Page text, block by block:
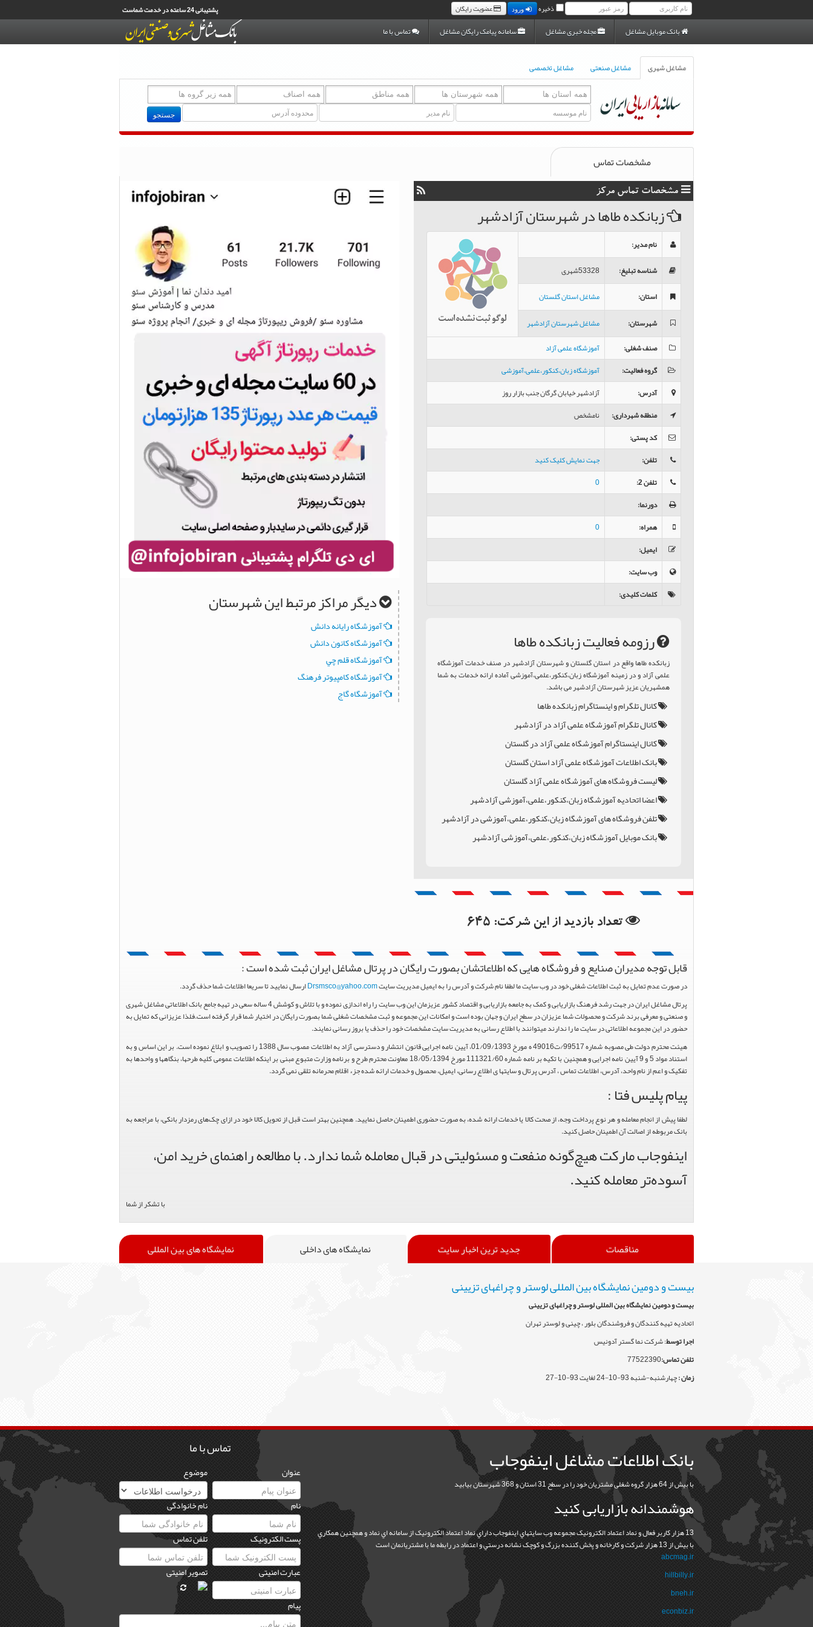
ذخیره ورود عضویت رایگان پشتیبانی 24 ساعته در خدمت شماست
بانک موبایل مشاغل مجله خبری مشاغل سامانه پیامک رایگان مشاغل تماس با ما
مشاغل شهری مشاغل صنعتی مشاغل تخصصی
جستجو
مشخصات تماس
مشخصات تماس مرکز
زبانکده طاها در شهرستان آزادشهر
نام مدیر:
شناسه تبلیغ:
53328شهری
استان:
مشاغل استان گلستان
شهرستان:
مشاغل شهرستان آزادشهر
صنف شغلی:
آموزشگاه علمی آزاد
گروه فعالیت:
آموزشگاه زبان،کنکور،علمی،آموزشی
آدرس:
آزادشهر خیابان گرگان جنب بازار روز
منطقه شهرداری:
نامشخص
کد پستی:
تلفن:
جهت نمایش کلیک کنید
تلفن 2 :
0
دورنما:
همراه:
0
ایمیل:
وب سایت:
کلمات کلیدی:
رزومه فعالیت زبانکده طاها
زبانکده طاها واقع در استان گلستان و شهرستان آزادشهر در صنف خدمات آموزشگاه
علمی آزاد و در زمینه آموزشگاه زبان،کنکور،علمی،آموزشی آماده ارائه خدمات به شما
همشهریان عزیز شهرستان آزادشهر می باشد.
کانال تلگرام و اینستاگرام زبانکده طاها
کانال تلگرام آموزشگاه علمی آزاد در آزادشهر
کانال اینستاگرام آموزشگاه علمی آزاد در گلستان
بانک اطلاعات آموزشگاه علمی آزاد استان گلستان
لیست فروشگاه های آموزشگاه علمی آزاد گلستان
اعضا اتحادیه آموزشگاه زبان،کنکور،علمی،آموزشی آزادشهر
تلفن فروشگاه های آموزشگاه زبان،کنکور،علمی،آموزشی در آزادشهر
بانک موبایل آموزشگاه زبان،کنکور،علمی،آموزشی آزادشهر
بانک اطلاعات استان گلستان
بانک اطلاعات شهرستان آزادشهر
تعداد بازدید از این شرکت: 645
دیگر مراکز مرتبط این شهرستان
آموزشگاه رايانه دانش
آموزشگاه کانون دانش
آموزشگاه قلم چي
آموزشگاه كامپيوتر فرهنگ
آموزشگاه گاج
قابل توجه مدیران صنایع و فروشگاه هایی که اطلاعاتشان بصورت رایگان در پرتال مشاغل ایران ثبت شده است :
در صورت عدم تمایل به ثبت اطلاعات شغلی خود در وب سایت ما لطفا نام شرکت و آدرس را به ایمیل مدیریت سایتDrsmsco@yahoo.comارسال نمایید تا سریعا اطلاعات شما حذف گردد.
پرتال مشاغل ایران در جهت رشد فرهنگ بازاریابی و کمک به جامعه بازاریابی و اقتصاد کشور عزیزمان این وب سایت را راه اندازی نموده و با تلاش و کوشش 4 ساله سعی در تهیه جامع بانک اطلاعاتی مشاغل شهری
و صنعتی و معرفی برند شرکت و محصولات شما عزیزان در سطح ایران و جهان بوده است و امکانات این مجموعه و ثبت مشخصات شغلی شما بصورت رایگان در اختیار شما قرار گرفته است.فلذا عزیزانی که تمایل به
حضور در این مجموعه اطلاعاتی در سایت ما را ندارند میتوانند با اطلاع رسانی به مدیریت سایت مشخصات خود را حذف یا بروز رسانی نمایند.
هیئت محترم دولت طی مصوبه شماره 99517/ت49016 ه مورخ 01/09/1393، آیین نامه اجرایی قانون انتشار و دسترسی آزاد به اطلاعات مصوب سال 1388 را تصویب و ابلاغ نموده است. بر این اساس و به
استناد مواد 5 و 9 آیین نامه اجرایی و همچنین با تکیه بر نامه شماره 111321/60 مورخ 18/05/1394 معاونت محترم طرح و برنامه وزارت متبوع مبنی بر اینکه اطلاعات عمومی کلیه طرحها، بنگاهها و واحدها به
تفکیک و اعم از نام واحد، آدرس، اطلاعات تماس ، آدرس پرتال و سایتها ی اطلاع رسانی، ایمیل، محصول و خدمات ارائه شده جزء اقلام محرمانه تلقی نمی گردد.
پیام پلیس فتا :
لطفا پیش از انجام معامله و هر نوع پرداخت وجه، از صحت کالا یا خدمات ارائه شده، به صورت حضوری اطمینان حاصل نمایید. همچنین بهتر است قبل از تحویل کالا خود در ازای چک‌های رمزدار بانکی، با مراجعه به
بانک مربوطه از اصالت آن اطمینان حاصل کنید.
اینفوجاب مارکت هیچ‌گونه منفعت و مسئولیتی در قبال معامله شما ندارد. با مطالعه راهنمای خرید امن،
آسوده‌تر معامله کنید.
با تشکر از شما
مناقصات جدید ترین اخبار سایت نمایشگاه های داخلی نمایشگاه های بین المللی
بیست و دومین نمایشگاه بین المللی لوستر و چراغهای تزیینی
بیست و دومین نمایشگاه بین المللی لوستر و چراغهای تزیینی
اتحادیه تهیه کنندگان و فروشندگان بلور ، چینی و لوستر تهران
اجرا توسط: شرکت نما گستر آدونیس
تلفن تماس:77522390
زمان :چهارشنبه-شنبه 93-10-24 لغایت 93-10-27
بانک اطلاعات مشاغل اینفوجاب
با بیش از 64 هزار گروه شغلی مشتریان خود را در سطح 31 استان و 368 شهرستان بیابید
هوشمندانه بازاریابی کنید
13 هزار کاربر فعال و نماد اعتماد الکترونيک مجموعه وب سايتهاي اينفوجاب داراي نماد اعتماد الکترونيک از سامانه اي نماد و همچنين همکاري
با بيش از 13 هزار شرکت و کارخانه و پخش کننده بزرگ و کوچک نشانه درستي و اعتماد در رابطه ما با مشتريانمان است
abcmag.ir
hillbilly.ir
bneh.ir
econbiz.ir
تماس با ما
عنوان
موضوع
نام
نام خانوادگی
پست الکترونیک
تلفن تماس
عبارت امنیتی
تصویر امنیتی
پیام